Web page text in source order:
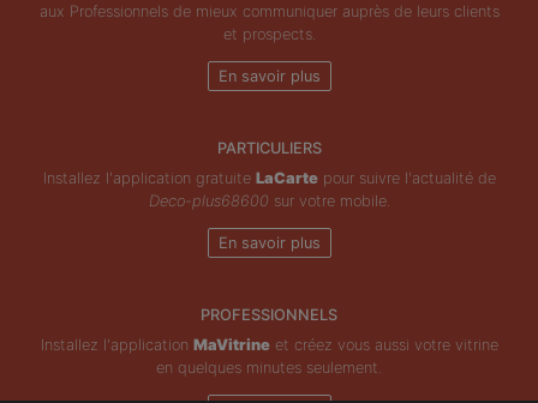
aux Professionnels de mieux communiquer auprès de leurs clients
et prospects.
En savoir plus
PARTICULIERS
Installez l'application gratuite LaCartepour suivre l'actualité de
Deco-plus68600 sur votre mobile.
En savoir plus
PROFESSIONNELS
Installez l'application MaVitrineet créez vous aussi votre vitrine
en quelques minutes seulement.